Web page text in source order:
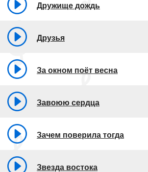
Дружище дождь
Друзья
За окном поёт весна
Завоюю сердца
Зачем поверила тогда
Звезда востока